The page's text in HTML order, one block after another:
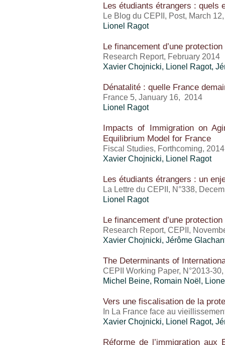
Les étudiants étrangers : quels
Le Blog du CEPII, Post, March
Lionel Ragot
Le financement d’une
Research Report, February 2014
Xavier Chojnicki, Lionel Ragot,
Dénatalité : quelle France
France 5, January 16, 2014
Lionel Ragot
Impacts of Immigration on
Equilibrium Model for France
Fiscal Studies, Forthcoming, 2014
Xavier Chojnicki, Lionel Ragot
Les étudiants étrangers : un
La Lettre du CEPII, N°338,
Lionel Ragot
Le financement d’une
Research Report, CEPII,
Xavier Chojnicki, Jérôme
The Determinants of
CEPII Working Paper, N°2013-
Michel Beine, Romain Noël,
Vers une fiscalisation de la
In La France face au
Xavier Chojnicki, Lionel Ragot,
Réforme de l’immigration